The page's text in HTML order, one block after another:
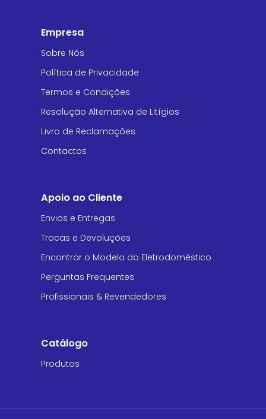
Empresa
Sobre Nós
Política de Privacidade
Termos e Condições
Resolução Alternativa de Litígios
Livro de Reclamações
Contactos
Apoio ao Cliente
Envios e Entregas
Trocas e Devoluções
Encontrar o Modelo do Eletrodoméstico
Perguntas Frequentes
Profissionais & Revendedores
Catálogo
Produtos